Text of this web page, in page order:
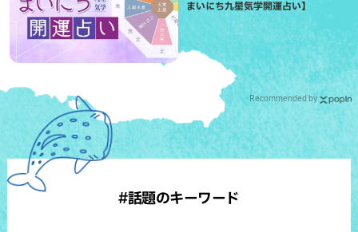
まいにち九星気学開運占い】
Recommended by
#話題のキーワード